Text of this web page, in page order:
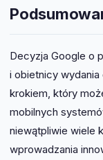
Decyzja Google o
i obietnicy wydania
krokiem, który
mobilnych
niewątpliwie wiele
wprowadzania